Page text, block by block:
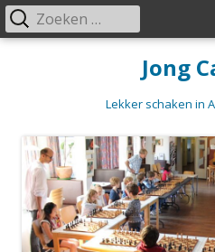
Jong
Lekker schaken in
Primair
Zoeken
naar: